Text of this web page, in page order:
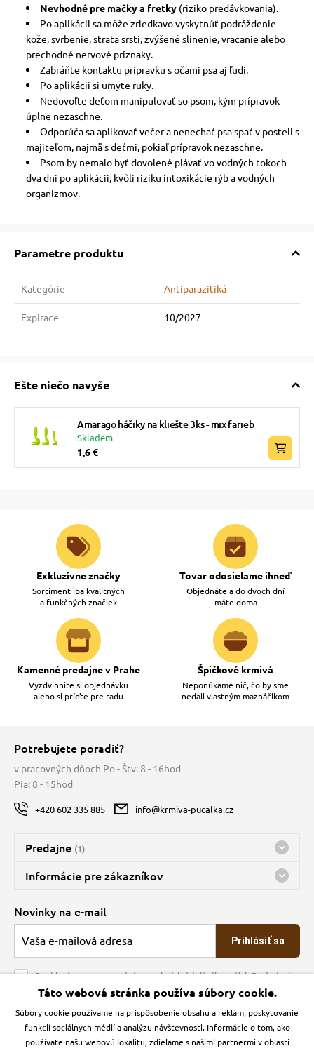
Nevhodné pre mačky a fretky (riziko predávkovania).
Po aplikácii sa môže zriedkavo vyskytnúť podráždenie
kože, svrbenie, strata srsti, zvýšené slinenie, vracanie alebo
prechodné nervové príznaky.
Zabráňte kontaktu prípravku s očami psa aj ľudí.
Po aplikácii si umyte ruky.
Nedovoľte deťom manipulovať so psom, kým prípravok
úplne nezaschne.
Odporúča sa aplikovať večer a nenechať psa spať v posteli s
majiteľom, najmä s deťmi, pokiaľ prípravok nezaschne.
Psom by nemalo byť dovolené plávať vo vodných tokoch
dva dni po aplikácii, kvôli riziku intoxikácie rýb a vodných
organizmov.
Parametre produktu
Kategórie Antiparazitiká
Expirace 10/2027
Ešte niečo navyše
Amarago háčiky na kliešte 3ks - mix farieb
Skladem
1,6 €
Exkluzívne značky
Sortiment iba kvalitných
a funkčných značiek
Tovar odosielame ihneď
Objednáte a do dvoch dní
máte doma
Kamenné predajne v Prahe
Vyzdvihnite si objednávku
alebo si príďte pre radu
Špičkové krmivá
Neponúkame nič, čo by sme
nedali vlastným maznáčikom
Potrebujete poradiť?
v pracovných dňoch Po - Štv: 8 - 16hod
Pia: 8 - 15hod
+420 602 335 885 info@krmiva-pucalka.cz
Predajne (1)
Predajňa a sklad Kbely
Bohužiaľ, momentálne máme zatvorené
Informácie pre zákazníkov
O spoločnosti
Veľkoobchod
Obchodné podmienky
Kontakt
Podmienky ochrany osobných údajov
Zásady používanie cookies a Google Analytics
Novinky na e-mail
Prihlásiť sa
Souhlasím se zpracováním osobních údajů dle našichPodmínek
ochrany osobních údajů
Krmiva Pučálka na sociálnych sieťach
Instagran Facebook
Táto webová stránka používa súbory cookie.
Súbory cookie používame na prispôsobenie obsahu a reklám, poskytovanie
funkcií sociálnych médií a analýzu návštevnosti. Informácie o tom, ako
používate našu webovú lokalitu, zdieľame s našimi partnermi v oblasti